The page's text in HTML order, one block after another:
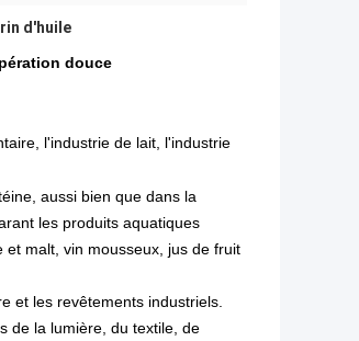
d'huile
douce
l'industrie de lait, l'industrie
aussi bien que dans la
les produits aquatiques
malt, vin mousseux, jus de fruit
et les revêtements industriels.
de la lumière, du textile, de